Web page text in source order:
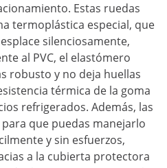
Estas ruedas
termoplástica especial, que
silenciosamente,
al PVC, el elastómero
robusto y no deja huellas
térmica de la goma
refrigerados. Además, las
que puedas manejarlo
y sin esfuerzos,
a la cubierta protectora